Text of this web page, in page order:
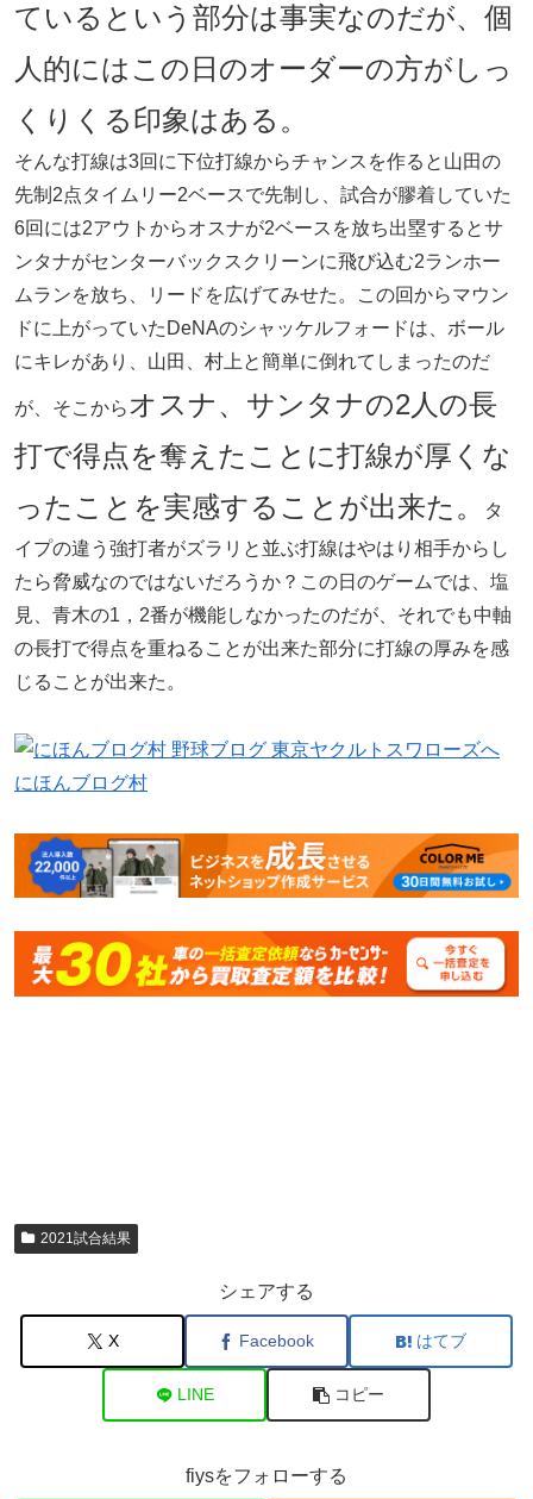
ているという部分は事実なのだが、個
人的にはこの日のオーダーの方がしっ
くりくる印象はある。
そんな打線は3回に下位打線からチャンスを作ると山田の
先制2点タイムリー2ベースで先制し、試合が膠着していた
6回には2アウトからオスナが2ベースを放ち出塁するとサ
ンタナがセンターバックスクリーンに飛び込む2ランホー
ムランを放ち、リードを広げてみせた。この回からマウン
ドに上がっていたDeNAのシャッケルフォードは、ボール
にキレがあり、山田、村上と簡単に倒れてしまったのだ
が、そこからオスナ、サンタナの2人の長
打で得点を奪えたことに打線が厚くな
ったことを実感することが出来た。
タ
イプの違う強打者がズラリと並ぶ打線はやはり相手からし
たら脅威なのではないだろうか？この日のゲームでは、塩
見、青木の1，2番が機能しなかったのだが、それでも中軸
の長打で得点を重ねることが出来た部分に打線の厚みを感
じることが出来た。
にほんブログ村
2021試合結果
シェアする
X Facebook はてブ
LINE コピー
fiysをフォローする